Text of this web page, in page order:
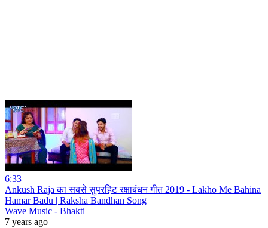
6:33
Ankush Raja का सबसे सुपरहिट रक्षाबंधन गीत 2019 - Lakho Me Bahina
Hamar Badu | Raksha Bandhan Song
Wave Music - Bhakti
7 years ago